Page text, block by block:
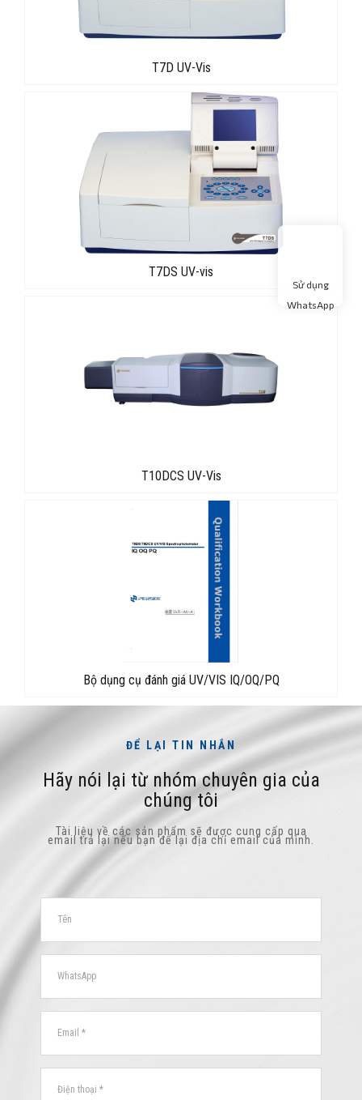
T7D UV-Vis
T7DS UV-vis
T10DCS UV-Vis
Bộ dụng cụ đánh giá UV/VIS IQ/OQ/PQ
ĐỂ LẠI TIN NHẮN
Hãy nói lại từ nhóm chuyên gia của
chúng tôi
Tài liệu về các sản phẩm sẽ được cung cấp qua
email trả lại nếu bạn để lại địa chỉ email của mình.
Sử dụng
WhatsApp